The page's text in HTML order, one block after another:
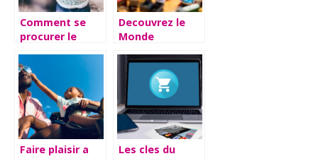
Comment se
procurer le
d’anniversaire
idéal pour une
petite fille ?
Decouvrez le
Monde
MonsieurJouet :
Le Paradis pour
les Amoureux
de Jeux et
Jouets
Faire plaisir a
Les cles du